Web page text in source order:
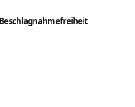
Beschlagnahmefreiheit